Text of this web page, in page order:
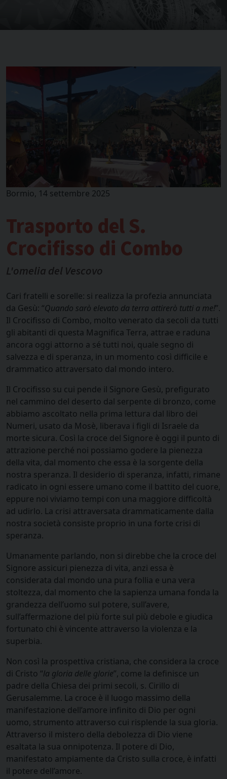
Bormio, 14 settembre 2025
Trasporto del S.
Crocifisso di Combo
L'omelia del Vescovo
Cari fratelli e sorelle: si realizza la profezia annunciata
da Gesù: “Quando sarò elevato da terra attirerò tutti a me!”.
Il Crocifisso di Combo, molto venerato da secoli da tutti
gli abitanti di questa Magnifica Terra, attrae e raduna
ancora oggi attorno a sé tutti noi, quale segno di
salvezza e di speranza, in un momento così difficile e
drammatico attraversato dal mondo intero.
Il Crocifisso su cui pende il Signore Gesù, prefigurato
nel cammino del deserto dal serpente di bronzo, come
abbiamo ascoltato nella prima lettura dal libro dei
Numeri, usato da Mosè, liberava i figli di Israele da
morte sicura. Così la croce del Signore è oggi il punto di
attrazione perché noi possiamo godere la pienezza
della vita, dal momento che essa è la sorgente della
nostra speranza. Il desiderio di speranza, infatti, rimane
radicato in ogni essere umano come il battito del cuore,
eppure noi viviamo tempi con una maggiore difficoltà
ad udirlo. La crisi attraversata drammaticamente dalla
nostra società consiste proprio in una forte crisi di
speranza.
Umanamente parlando, non si direbbe che la croce del
Signore assicuri pienezza di vita, anzi essa è
considerata dal mondo una pura follia e una vera
stoltezza, dal momento che la sapienza umana fonda la
grandezza dell’uomo sul potere, sull’avere,
sull’affermazione del più forte sul più debole e giudica
fortunato chi è vincente attraverso la violenza e la
superbia.
Non così la prospettiva cristiana, che considera la croce
di Cristo “la gloria delle glorie”, come la definisce un
padre della Chiesa dei primi secoli, s. Cirillo di
Gerusalemme. La croce è il luogo massimo della
manifestazione dell’amore infinito di Dio per ogni
uomo, strumento attraverso cui risplende la sua gloria.
Attraverso il mistero della debolezza di Dio viene
esaltata la sua onnipotenza. Il potere di Dio,
manifestato ampiamente da Cristo sulla croce, è infatti
il potere dell’amore.